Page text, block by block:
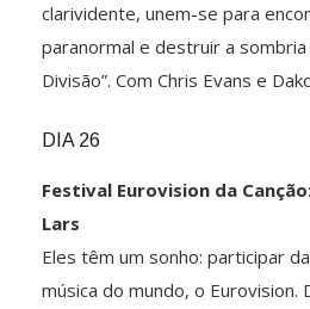
clarividente, unem-se para
paranormal e destruir a sombria
Divisão”. Com Chris Evans e
DIA 26
Festival Eurovision da
Lars
Eles têm um sonho: participar
música do mundo, o